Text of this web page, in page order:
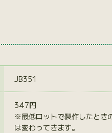
JB351
347円
※最低ロットで製作したとき
は変わってきます。